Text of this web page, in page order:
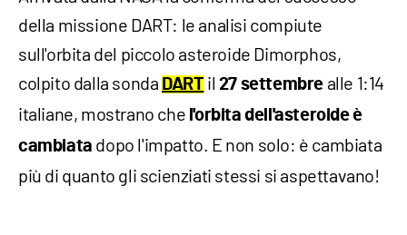
della missione DART: le analisi compiute
sull'orbita del piccolo asteroide Dimorphos,
colpito dalla sonda DARTil 27 settembre alle 1:14
italiane, mostrano che l'orbita dell'asteroide è
cambiata dopo l'impatto. E non solo: è cambiata
più di quanto gli scienziati stessi si aspettavano!